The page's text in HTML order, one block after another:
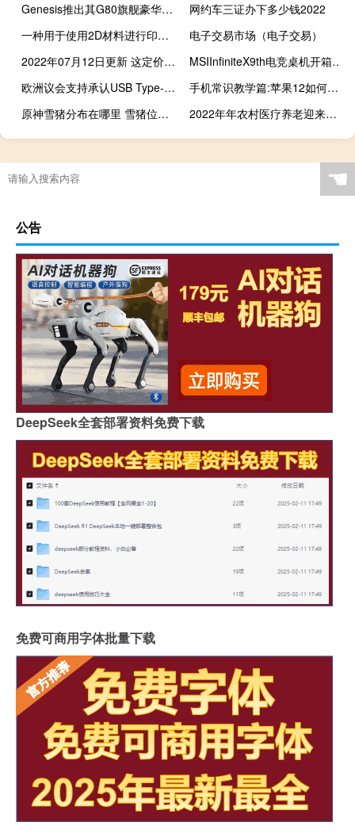
Genesis推出其G80旗舰豪华轿车
网约车三证办下多少钱2022
一种用于使用2D材料进行印刷电子控制设计的新平台
电子交易市场（电子交易）
2022年07月12日更新 这定价可以买台iPhone 13 Pro了 苹果官方商城上架三款爱马仕联名AirTag保护套新品
MSIInfiniteX9th电竞桌机开箱i9-9900KRTX2080有效能更炫彩
欧洲议会支持承认USB Type-C作为移动设备的标准连接器
手机常识教学篇:苹果12如何关闭运行程序
原神雪猪分布在哪里 雪猪位置介绍
2022年年农村医疗养老迎来全面升级！ 中老年人以后有着落了
☚
公告
DeepSeek全套部署资料免费下载
免费可商用字体批量下载